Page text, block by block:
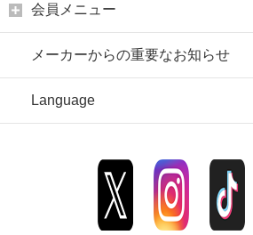
会員メニュー
メーカーからの重要なお知らせ
Language